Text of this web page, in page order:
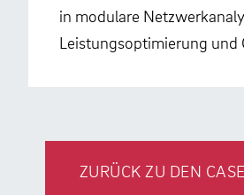
in modulare
Leistungsoptimierung
ZURÜCK ZU DEN